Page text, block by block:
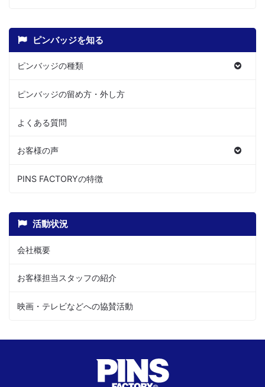
ピンバッジを知る
ピンバッジの種類
ピンバッジの留め方・外し方
よくある質問
お客様の声
PINS FACTORYの特徴
活動状況
会社概要
お客様担当スタッフの紹介
映画・テレビなどへの協賛活動